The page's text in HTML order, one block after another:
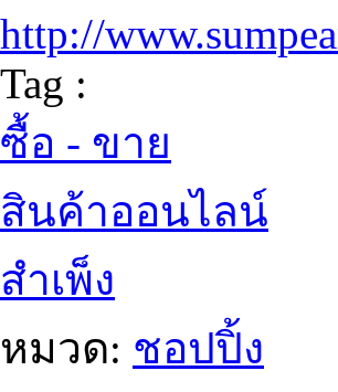
http://
Tag :
ซื้อ - ขาย
สินค้าออนไลน์
สำเพ็ง
หมวด: ชอปปิ้ง